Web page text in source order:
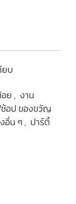
ยบ
ย , งาน
อป ของขวัญ
อื่น ๆ, ปาร์ตี้